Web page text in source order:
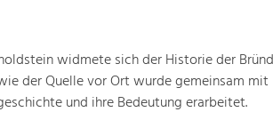
widmete sich der Historie der
der Quelle vor Ort wurde gemeinsam mit
und ihre Bedeutung erarbeitet.